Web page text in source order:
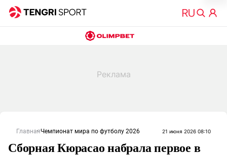
ГлавнаяЧемпионат мира по футболу 2026 21 июня 2026 08:10
Сборная Кюрасао набрала первое в